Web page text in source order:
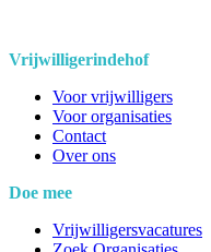
Vrijwilligerindehof
Voor vrijwilligers
Voor organisaties
Contact
Over ons
Doe mee
Vrijwilligersvacatures